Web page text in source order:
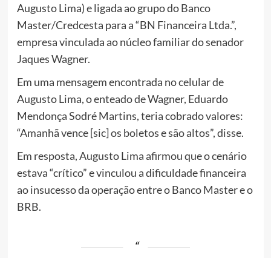
Augusto Lima) e ligada ao grupo do Banco
Master/Credcesta para a “BN Financeira Ltda.”,
empresa vinculada ao núcleo familiar do senador
Jaques Wagner.
Em uma mensagem encontrada no celular de
Augusto Lima, o enteado de Wagner, Eduardo
Mendonça Sodré Martins, teria cobrado valores:
“Amanhã vence [sic] os boletos e são altos”, disse.
Em resposta, Augusto Lima afirmou que o cenário
estava “crítico” e vinculou a dificuldade financeira
ao insucesso da operação entre o Banco Master e o
BRB.